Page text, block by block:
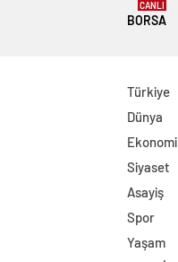
BORSA
CANLI
Türkiye
Dünya
Ekonomi
Siyaset
Asayiş
Spor
Yaşam